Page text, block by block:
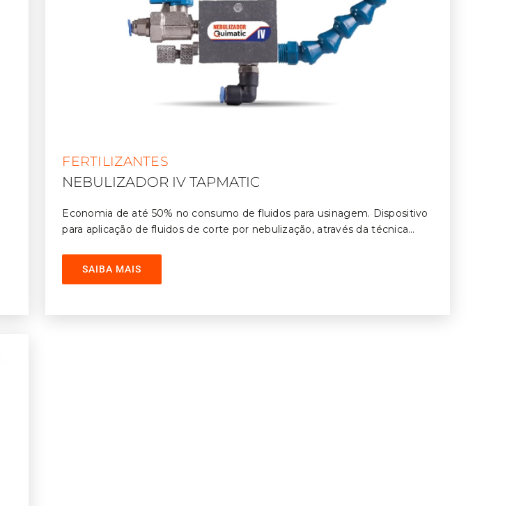
FERTILIZANTES
NEBULIZADOR IV TAPMATIC
Economia de até 50% no consumo de fluidos para usinagem. Dispositivo
para aplicação de fluidos de corte por nebulização, através da técnica
SAIBA MAIS